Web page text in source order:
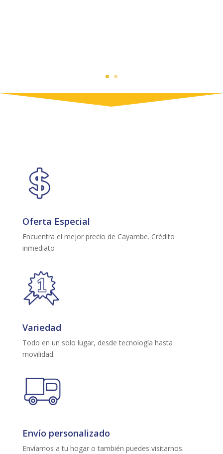
Oferta Especial
Encuentra el mejor precio de Cayambe. Crédito
inmediato
Variedad
Todo en un solo lugar, desde tecnología hasta
movilidad.
Envío personalizado
Envíamos a tu hogar o también puedes visitarnos.